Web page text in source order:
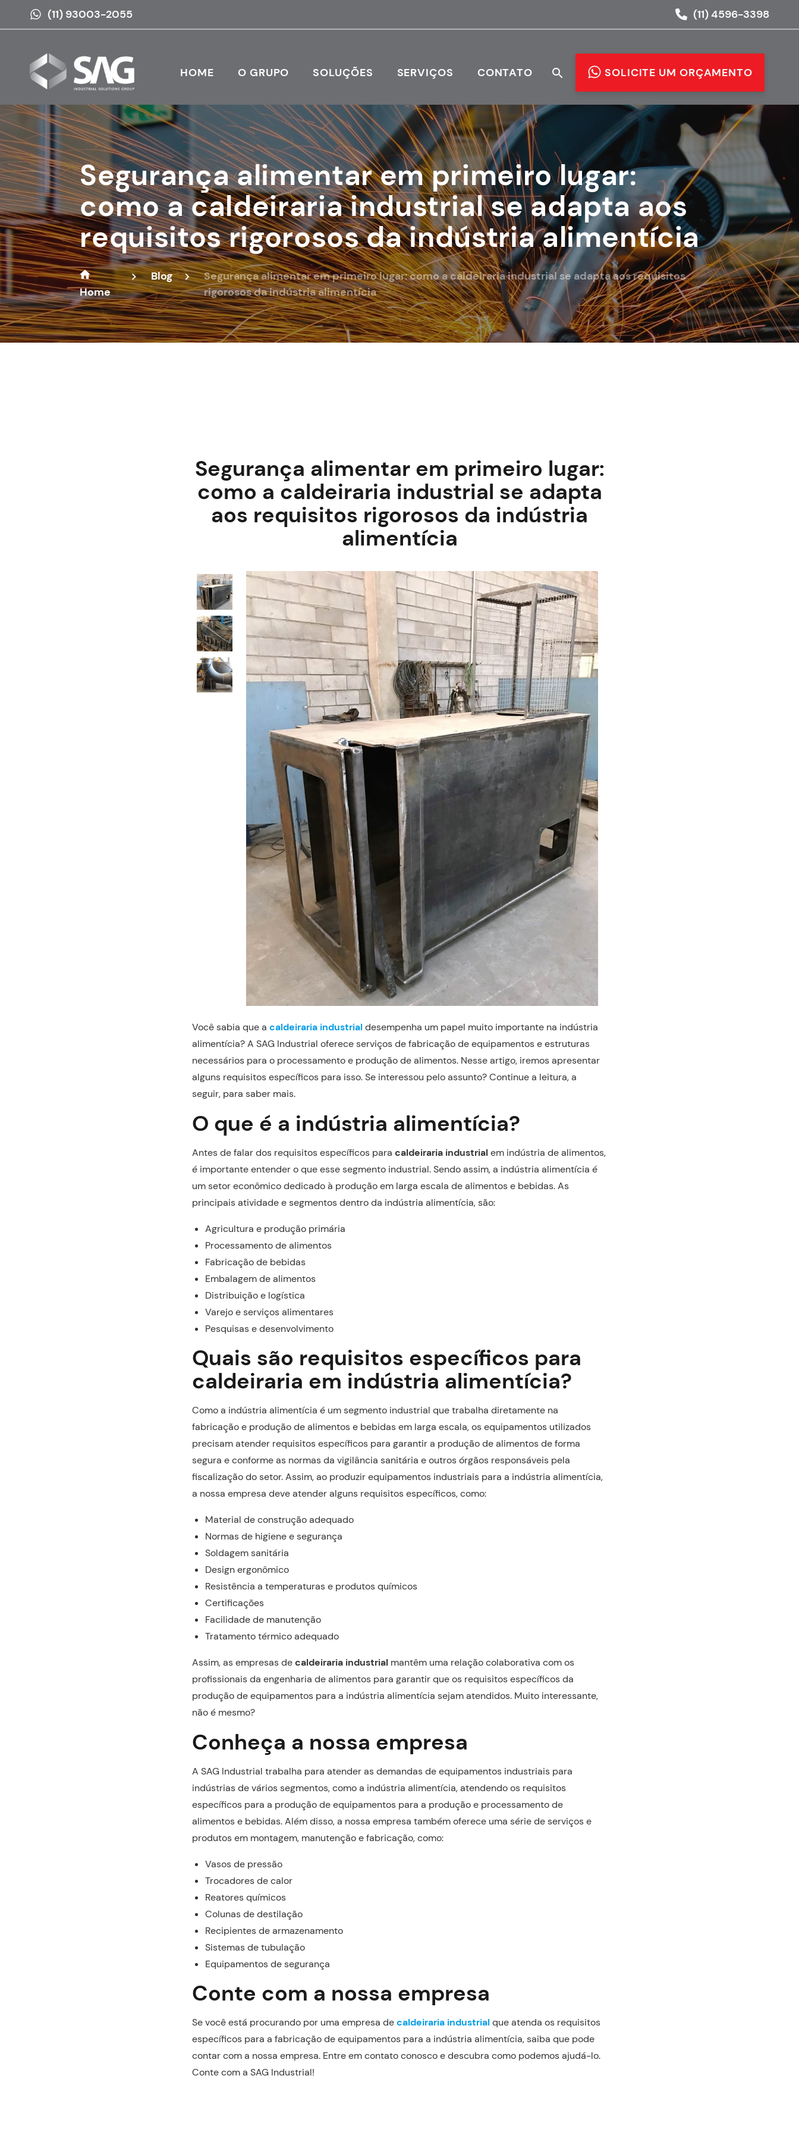
(11) 93003-2055 (11) 4596-3398
HOME O GRUPO SOLUÇÕES SERVIÇOS CONTATO SOLICITE UM ORÇAMENTO
Segurança alimentar em primeiro lugar:
como a caldeiraria industrial se adapta aos
requisitos rigorosos da indústria alimentícia
Home
Blog
Segurança alimentar em primeiro lugar: como a caldeiraria industrial se adapta aos requisitos
rigorosos da indústria alimentícia
Segurança alimentar em primeiro lugar:
como a caldeiraria industrial se adapta
aos requisitos rigorosos da indústria
alimentícia
Você sabia que acaldeiraria industrialdesempenha um papel muito importante na indústria
alimentícia? A SAG Industrial oferece serviços de fabricação de equipamentos e estruturas
necessários para o processamento e produção de alimentos. Nesse artigo, iremos apresentar
alguns requisitos específicos para isso. Se interessou pelo assunto? Continue a leitura, a
seguir, para saber mais.
O que é a indústria alimentícia?
Antes de falar dos requisitos específicos paracaldeiraria industrial em indústria de alimentos,
é importante entender o que esse segmento industrial. Sendo assim, a indústria alimentícia é
um setor econômico dedicado à produção em larga escala de alimentos e bebidas. As
principais atividade e segmentos dentro da indústria alimentícia, são:
Agricultura e produção primária
Processamento de alimentos
Fabricação de bebidas
Embalagem de alimentos
Distribuição e logística
Varejo e serviços alimentares
Pesquisas e desenvolvimento
Quais são requisitos específicos para
caldeiraria em indústria alimentícia?
Como a indústria alimentícia é um segmento industrial que trabalha diretamente na
fabricação e produção de alimentos e bebidas em larga escala, os equipamentos utilizados
precisam atender requisitos específicos para garantir a produção de alimentos de forma
segura e conforme as normas da vigilância sanitária e outros órgãos responsáveis pela
fiscalização do setor. Assim, ao produzir equipamentos industriais para a indústria alimentícia,
a nossa empresa deve atender alguns requisitos específicos, como:
Material de construção adequado
Normas de higiene e segurança
Soldagem sanitária
Design ergonômico
Resistência a temperaturas e produtos químicos
Certificações
Facilidade de manutenção
Tratamento térmico adequado
Assim, as empresas decaldeiraria industrial mantêm uma relação colaborativa com os
profissionais da engenharia de alimentos para garantir que os requisitos específicos da
produção de equipamentos para a indústria alimentícia sejam atendidos. Muito interessante,
não é mesmo?
Conheça a nossa empresa
A SAG Industrial trabalha para atender as demandas de equipamentos industriais para
indústrias de vários segmentos, como a indústria alimentícia, atendendo os requisitos
específicos para a produção de equipamentos para a produção e processamento de
alimentos e bebidas. Além disso, a nossa empresa também oferece uma série de serviços e
produtos em montagem, manutenção e fabricação, como:
Vasos de pressão
Trocadores de calor
Reatores químicos
Colunas de destilação
Recipientes de armazenamento
Sistemas de tubulação
Equipamentos de segurança
Conte com a nossa empresa
Se você está procurando por uma empresa decaldeiraria industrialque atenda os requisitos
específicos para a fabricação de equipamentos para a indústria alimentícia, saiba que pode
contar com a nossa empresa. Entre em contato conosco e descubra como podemos ajudá-lo.
Conte com a SAG Industrial!